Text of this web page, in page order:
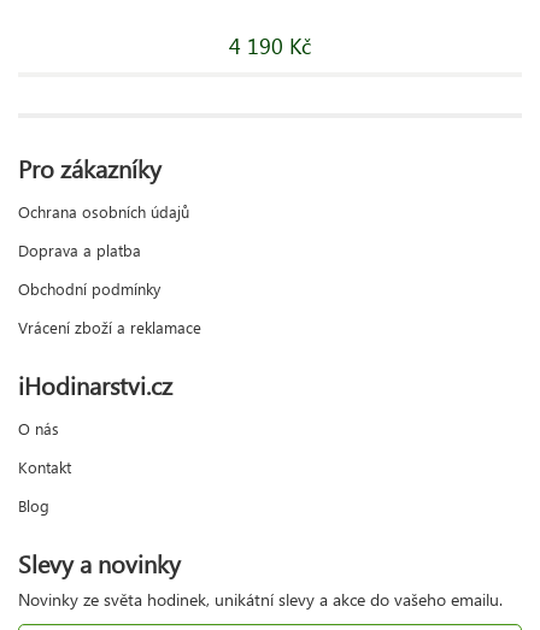
4 190 Kč
Pro zákazníky
Ochrana osobních údajů
Doprava a platba
Obchodní podmínky
Vrácení zboží a reklamace
iHodinarstvi.cz
O nás
Kontakt
Blog
Slevy a novinky
Novinky ze světa hodinek, unikátní slevy a akce do vašeho emailu.